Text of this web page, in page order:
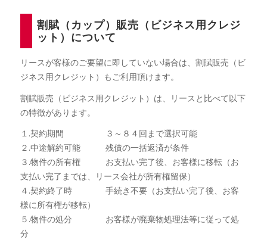
割賦（カップ）販売（ビジネス用クレジ
ット）について
リースが客様のご要望に即していない場合は、割賦販売（ビ
ジネス用クレジット）もご利用頂けます。
割賦販売（ビジネス用クレジット）は、リースと比べて以下
の特徴があります。
１.契約期間 ３～８４回まで選択可能
２.中途解約可能 残債の一括返済が条件
３.物件の所有権 お支払い完了後、お客様に移転（お
支払い完了までは、リース会社が所有権留保）
４.契約終了時 手続き不要（お支払い完了後、お客
様に所有権が移転）
５.物件の処分 お客様が廃棄物処理法等に従って処
分